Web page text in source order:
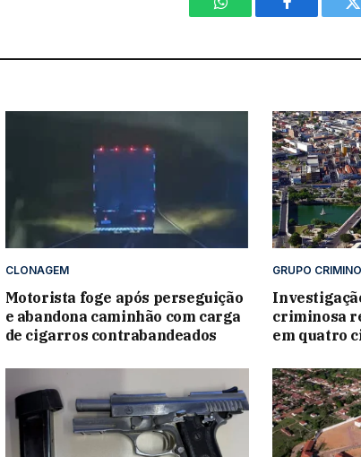
WhatsAppFacebook
CLONAGEM
Motorista foge após perseguição
e abandona caminhão com carga
de cigarros contrabandeados
GRUPO
criminosa
em quatro